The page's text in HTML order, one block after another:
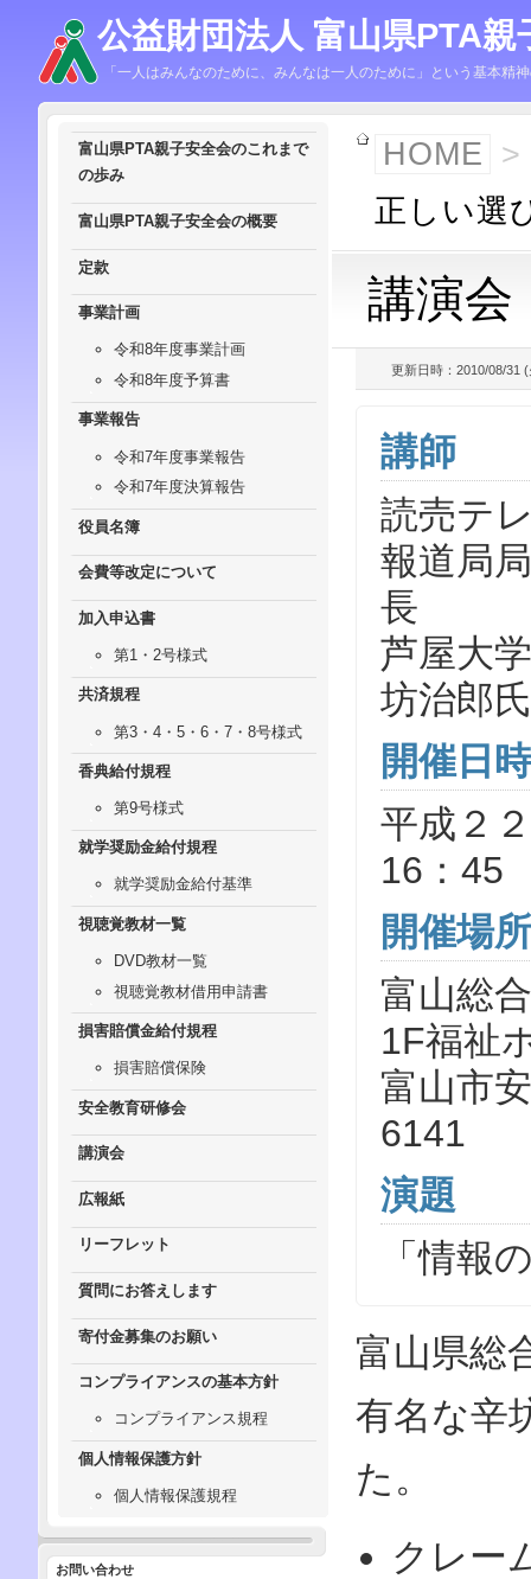
公益財団法人 富山県PTA親
「一人はみんなのために、みんなは一人のために」という基本精
HOME
正しい選
講演会
更新日時：2010/08/31
講師
読売テ
報道局
長
芦
坊治郎
開催日
平成２
16：45
開催場
富山総
1F福祉
富山市
6141
演題
「情報
富山県総
有名な辛
た。
クレー
富山県PTA親子安全会のこれまで
の歩み
富山県PTA親子安全会の概要
定款
事業計画
令和8年度事業計画
令和8年度予算書
事業報告
令和7年度事業報告
令和7年度決算報告
役員名簿
会費等改定について
加入申込書
第1・2号様式
共済規程
第3・4・5・6・7・8号様式
香典給付規程
第9号様式
就学奨励金給付規程
就学奨励金給付基準
視聴覚教材一覧
DVD教材一覧
視聴覚教材借用申請書
損害賠償金給付規程
損害賠償保険
安全教育研修会
講演会
広報紙
リーフレット
質問にお答えします
寄付金募集のお願い
コンプライアンスの基本方針
コンプライアンス規程
個人情報保護方針
個人情報保護規程
お問い合わせ